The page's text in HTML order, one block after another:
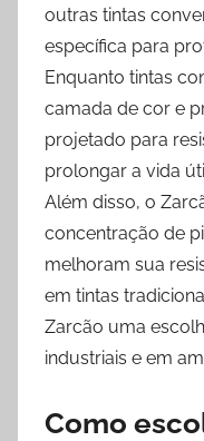
outras tintas
específica para
Enquanto tintas
camada de cor e
projetado para
prolongar a vida
Além disso, o
concentração de
melhoram sua
em tintas
Zarcão uma
industriais e em
Como